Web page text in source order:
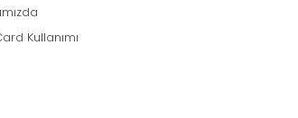
Kullanımı